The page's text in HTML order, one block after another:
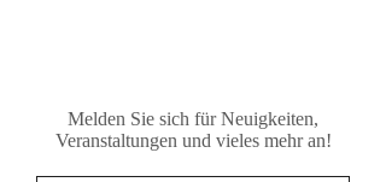
Melden Sie sich für Neuigkeiten,
Veranstaltungen und vieles mehr an!